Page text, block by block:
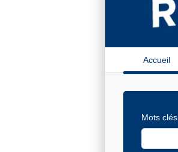
Accueil
Mots clés